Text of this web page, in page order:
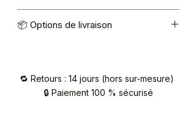
📦 Options de livraison
sur RDV / contact@atelier2main.fr
🔁 Retours : 14 jours (hors sur-mesure)
🔒 Paiement 100 % sécurisé